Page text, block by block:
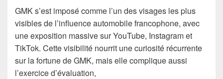
GMK s’est imposé comme l’un des visages les plus
visibles de l’influence automobile francophone, avec
une exposition massive sur YouTube, Instagram et
TikTok. Cette visibilité nourrit une curiosité récurrente
sur la fortune de GMK, mais elle complique aussi
l’exercice d’évaluation,